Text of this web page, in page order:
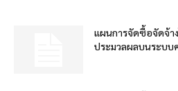
แผนการจัดซื้อจัดจ้าง
ประมวลผลบนระบบ